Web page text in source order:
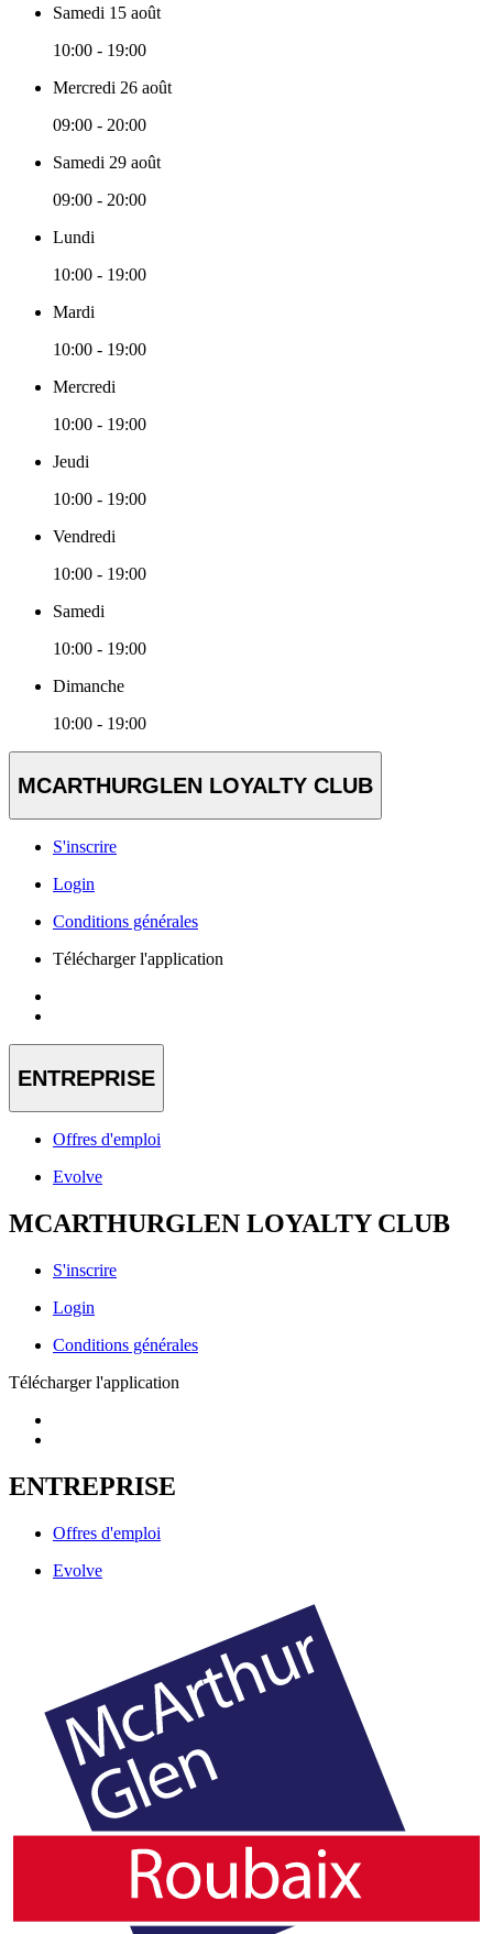
Samedi 15 août
10:00 - 19:00
Mercredi 26 août
09:00 - 20:00
Samedi 29 août
09:00 - 20:00
Lundi
10:00 - 19:00
Mardi
10:00 - 19:00
Mercredi
10:00 - 19:00
Jeudi
10:00 - 19:00
Vendredi
10:00 - 19:00
Samedi
10:00 - 19:00
Dimanche
10:00 - 19:00
MCARTHURGLEN LOYALTY CLUB
S'inscrire
Login
Conditions générales
Télécharger l'application
ENTREPRISE
Offres d'emploi
Evolve
MCARTHURGLEN LOYALTY CLUB
S'inscrire
Login
Conditions générales
Télécharger l'application
ENTREPRISE
Offres d'emploi
Evolve